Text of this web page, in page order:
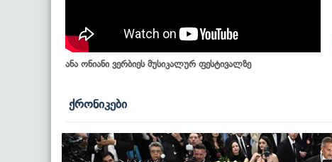
ანა ონიანი ვერბიეს მუსიკალურ ფესტივალზე
ქრონიკები